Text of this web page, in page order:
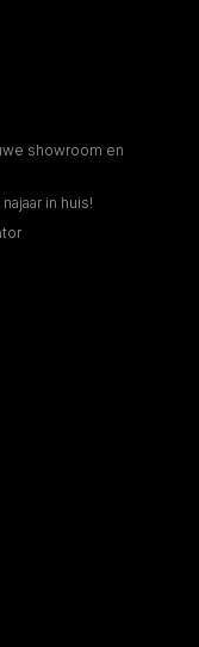
showroom en
in huis!